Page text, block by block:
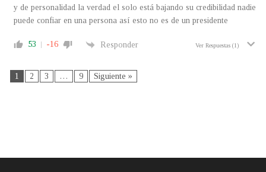
y de personalidad la verdad el solo está bajando su credibilidad nadie
puede confiar en una persona así esto no es de un presidente
53 -16 Responder Ver Respuestas (1)
1 2 3 … 9 Siguiente »